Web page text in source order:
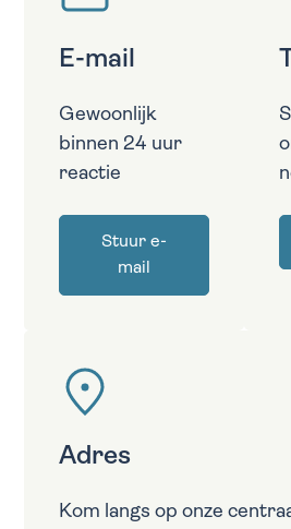
E-mail
Gewoonlijk
binnen 24 uur
reactie
Stuur e-
mail
Adres
Kom langs op onze